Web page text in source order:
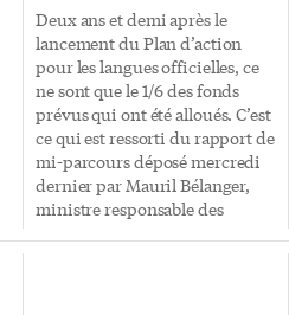
Deux ans et demi après le
lancement du Plan d’action
pour les langues officielles, ce
ne sont que le 1/6 des fonds
prévus qui ont été alloués. C’est
ce qui est ressorti du rapport de
mi-parcours déposé mercredi
dernier par Mauril Bélanger,
ministre responsable des